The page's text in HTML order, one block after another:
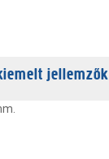
jellemzők